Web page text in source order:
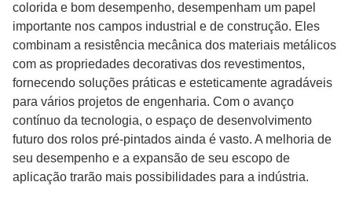
colorida e bom desempenho, desempenham um papel
importante nos campos industrial e de construção. Eles
combinam a resistência mecânica dos materiais metálicos
com as propriedades decorativas dos revestimentos,
fornecendo soluções práticas e esteticamente agradáveis
para vários projetos de engenharia. Com o avanço
contínuo da tecnologia, o espaço de desenvolvimento
futuro dos rolos pré-pintados ainda é vasto. A melhoria de
seu desempenho e a expansão de seu escopo de
aplicação trarão mais possibilidades para a indústria.